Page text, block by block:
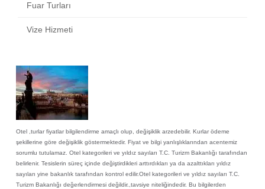
Fuar Turları
Vize Hizmeti
Otel ,turlar fiyatlar bilgilendirme amaçlı olup, değişiklik arzedebilir. Kurlar ödeme
şekillerine göre değişiklik göstermektedir. Fiyat ve bilgi yanlışlıklarından acentemiz
sorumlu tutulamaz. Otel kategorileri ve yıldız sayıları T.C. Turizm Bakanlığı tarafından
belirlenir. Tesislerin süreç içinde değiştirdikleri arttırdıkları ya da azalttıkları yıldız
sayıları yine bakanlık tarafından kontrol edilir.Otel kategorileri ve yıldız sayıları T.C.
Turizm Bakanlığı değerlendirmesi değildir.,tavsiye niteliğindedir. Bu bilgilerden